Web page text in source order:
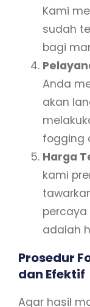
Kami
sudah
bagi
Anda
akan
fogging
Harga
kami
percaya
adalah
Prosedur
dan Efektif
Agar hasil